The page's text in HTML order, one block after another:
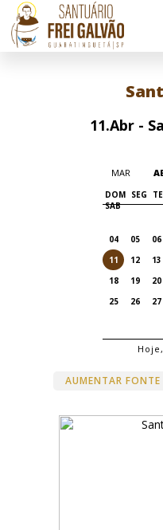
11.Abr -
MAR
DOM SEG
SAB
04
05 06
11
12 13
18
19 20
25
26 27
AUMENTAR FONTE